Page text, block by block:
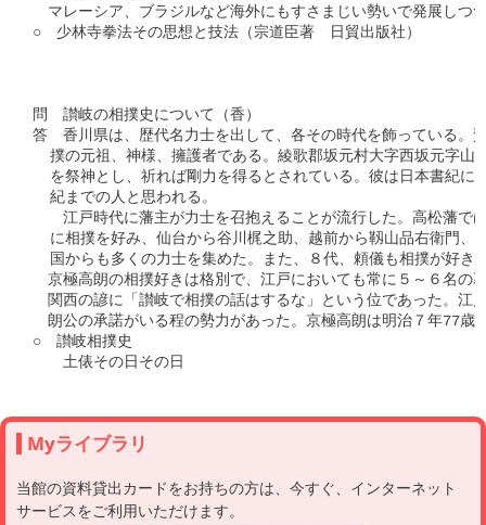
マレーシア、ブラジルなど海外にもすさまじい勢いで発展しつ
○　少林寺拳法その思想と技法（宗道臣著　日貿出版社）
問　讃岐の相撲史について（香）
答　香川県は、歴代名力士を出して、各その時代を飾っている。
撲の元祖、神様、擁護者である。綾歌郡坂元村大字西坂元字山
を祭神とし、祈れば剛力を得るとされている。彼は日本書紀に
  紀までの人と思われる。
江戸時代に藩主が力士を召抱えることが流行した。高松藩で
に相撲を好み、仙台から谷川梶之助、越前から靱山品右衛門、
国からも多くの力士を集めた。また、８代、頼儀も相撲が好き
京極高朗の相撲好きは格別で、江戸においても常に５～６名の
関西の諺に「讃岐で相撲の話はするな」という位であった。江
朗公の承諾がいる程の勢力があった。京極高朗は明治７年77歳
○　讃岐相撲史
Myライブラリ
当館の資料貸出カードをお持ちの方は、今すぐ、インターネット
サービスをご利用いただけます。